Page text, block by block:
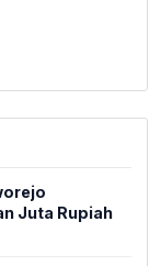
Juta Rupiah